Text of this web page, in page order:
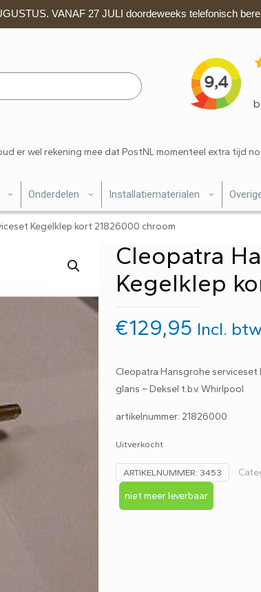
VANAF 27 JULI doordeweeks telefonisch
er wel rekening mee dat PostNL momenteel extra tijd
Onderdelen Installatiematerialen
Kegelklep kort 21826000 chroom
Cleopatra
Kegelklep
€129,95 Incl. btw
Cleopatra Hansgrohe
glans – Deksel t.b.v. Whirlpool
artikelnummer: 21826000
Uitverkocht
ARTIKELNUMMER: 3453
niet meer leverbaar